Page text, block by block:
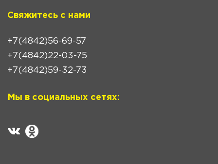
Свяжитесь с нами
+7(4842)56-69-57
+7(4842)22-03-75
+7(4842)59-32-73
Мы в социальных сетях: